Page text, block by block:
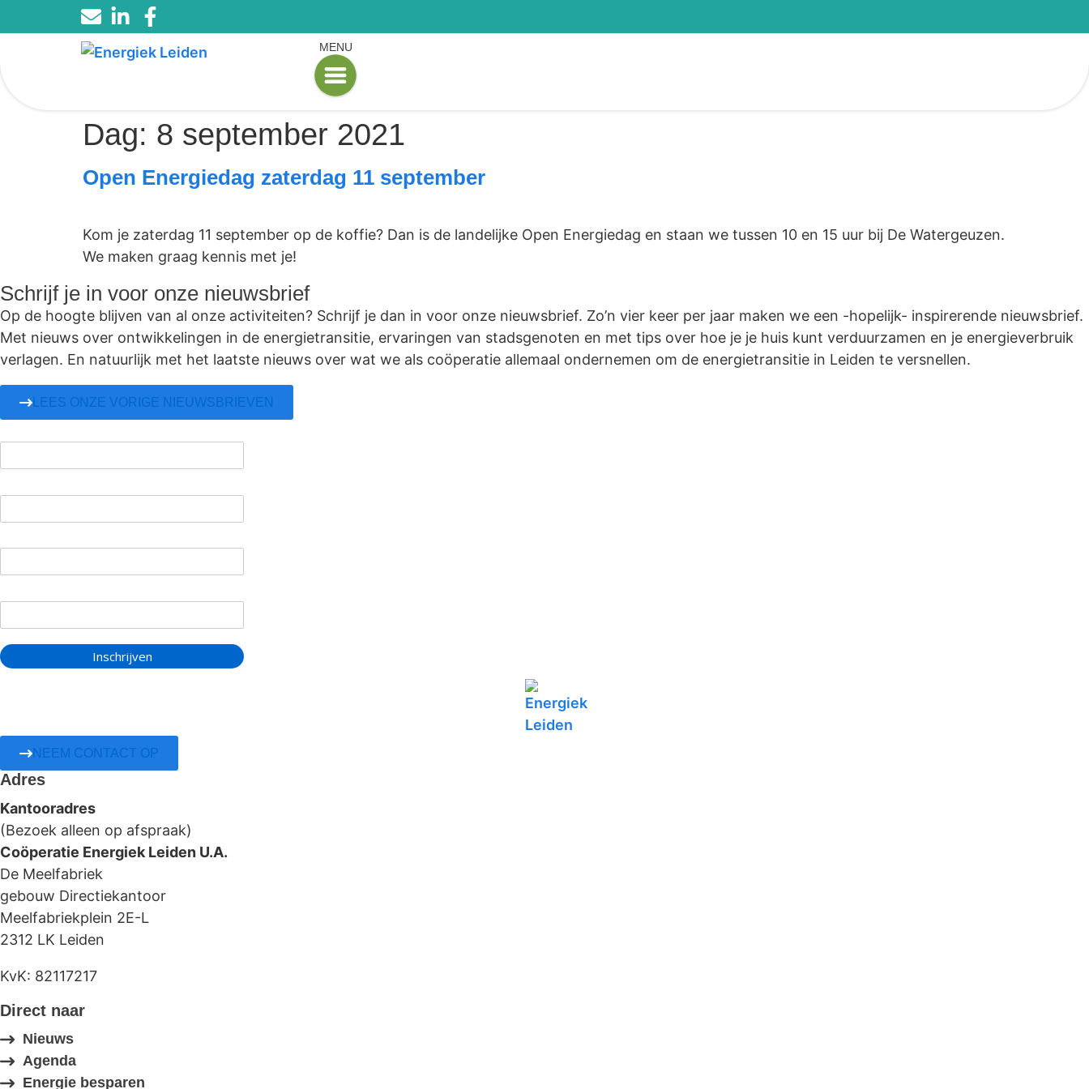
MENU
Dag: 8 september 2021
Open Energiedag zaterdag 11 september
Kom je zaterdag 11 september op de koffie? Dan is de landelijke Open Energiedag en staan we tussen 10 en 15 uur bij De Watergeuzen.
We maken graag kennis met je!
Schrijf je in voor onze nieuwsbrief
Op de hoogte blijven van al onze activiteiten? Schrijf je dan in voor onze nieuwsbrief. Zo’n vier keer per jaar maken we een -hopelijk- inspirerende nieuwsbrief.
Met nieuws over ontwikkelingen in de energietransitie, ervaringen van stadsgenoten en met tips over hoe je je huis kunt verduurzamen en je energieverbruik
verlagen. En natuurlijk met het laatste nieuws over wat we als coöperatie allemaal ondernemen om de energietransitie in Leiden te versnellen.
LEES ONZE VORIGE NIEUWSBRIEVEN
Inschrijven
NEEM CONTACT OP
Adres
Kantooradres
(Bezoek alleen op afspraak)
Coöperatie Energiek Leiden U.A.
De Meelfabriek
gebouw Directiekantoor
Meelfabriekplein 2E-L
2312 LK Leiden
KvK: 82117217
Direct naar
Nieuws
Agenda
Energie besparen